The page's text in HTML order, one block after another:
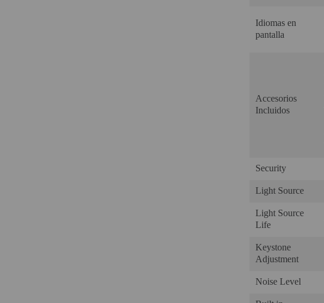
Idiomas en
pantalla‎
Accesorios
Incluidos‎
Security‎
Light Source‎
Light Source
Life‎
Keystone
Adjustment‎
Noise Level‎